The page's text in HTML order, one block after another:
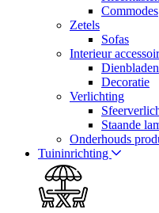
Commodes
Zetels
Sofas
Interieur
Dienbladen
Decoratie
Verlichting
Staande
Onderhouds
Tuininrichting